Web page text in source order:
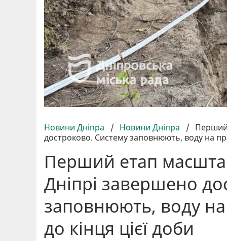
Новини Дніпра / Новини Дніпра / Перший
достроково. Систему заповнюють, воду на
Перший етап
Дніпрі завершено
заповнюють, воду
до кінця цієї доби